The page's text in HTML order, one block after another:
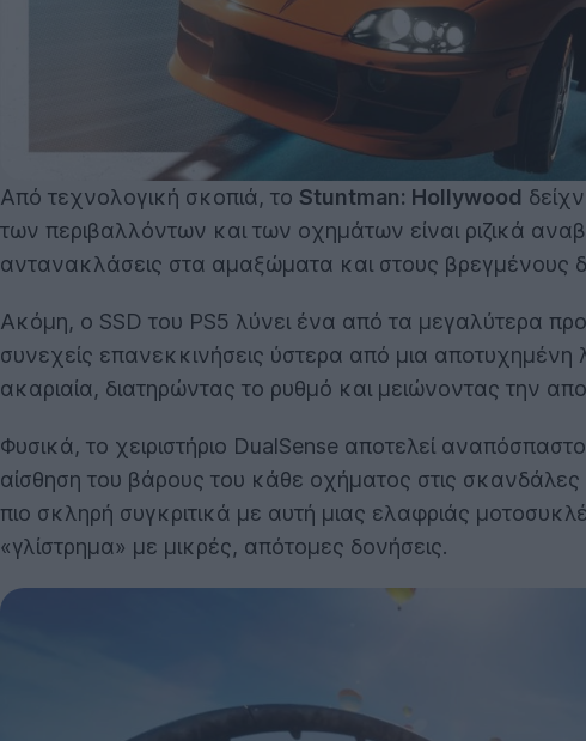
Από τεχνολογική σκοπιά, το Stuntman: Hollywood
των περιβαλλόντων και των οχημάτων είναι ριζικά
αντανακλάσεις στα αμαξώματα και στους βρεγμένους
Ακόμη, ο SSD του PS5 λύνει ένα από τα μεγαλύτερα
συνεχείς επανεκκινήσεις ύστερα από μια
ακαριαία, διατηρώντας το ρυθμό και μειώνοντας την
Φυσικά, το χειριστήριο DualSense αποτελεί
αίσθηση του βάρους του κάθε οχήματος στις
πιο σκληρή συγκριτικά με αυτή μιας ελαφριάς
«γλίστρημα» με μικρές, απότομες δονήσεις.